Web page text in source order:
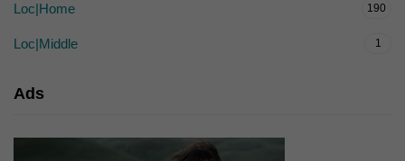
Loc|Home 190
Loc|Middle 1
Ads